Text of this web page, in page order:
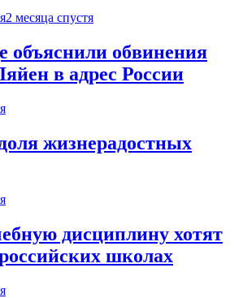
2 месяца спустя
объяснили обвинения
в адрес России
жизнерадостных
дисциплину хотят
школах